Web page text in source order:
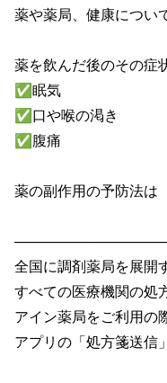
薬や薬局、健康につい
薬を飲んだ後のその症
✅眠気
✅口や喉の渇き
✅腹痛
薬の副作用の予防法は
全国に調剤薬局を展開
すべての医療機関の処
アイン薬局をご利用の
アプリの「処方箋送信